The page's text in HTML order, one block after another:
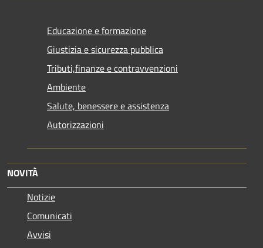
Educazione e formazione
Giustizia e sicurezza pubblica
Tributi,finanze e contravvenzioni
Ambiente
Salute, benessere e assistenza
Autorizzazioni
NOVITÀ
Notizie
Comunicati
Avvisi